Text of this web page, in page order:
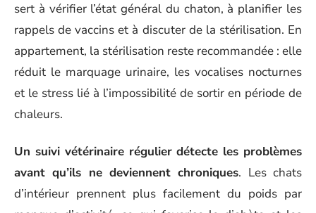
sert à vérifier l’état général du chaton, à planifier les
rappels de vaccins et à discuter de la stérilisation. En
appartement, la stérilisation reste recommandée : elle
réduit le marquage urinaire, les vocalises nocturnes
et le stress lié à l’impossibilité de sortir en période de
chaleurs.
Un suivi vétérinaire régulier détecte les problèmes
avant qu’ils ne deviennent chroniques. Les chats
d’intérieur prennent plus facilement du poids par